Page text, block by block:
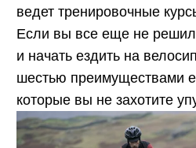
ведет тренировочные
Если вы все еще не
и начать ездить на
шестью преимуществами
которые вы не захотите